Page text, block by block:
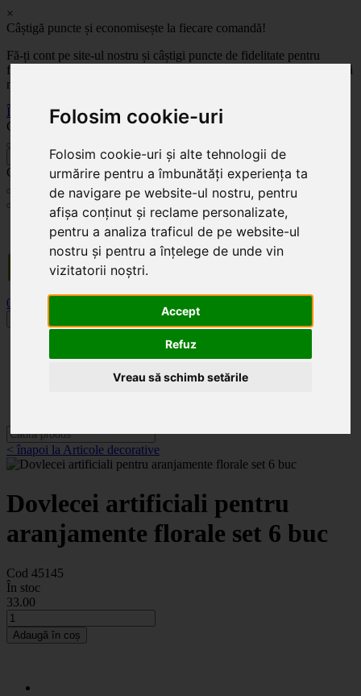
Folosim cookie-uri
Folosim cookie-uri și alte tehnologii de
urmărire pentru a îmbunătăți experiența ta
de navigare pe website-ul nostru, pentru
afișa conținut și reclame personalizate,
pentru a analiza traficul de pe website-ul
nostru și pentru a înțelege de unde vin
vizitatorii noștri.
Accept
Refuz
Vreau să schimb setările
×
Câștigă puncte și economisește la fiecare comandă!
Fă-ți cont pe site-ul nostru și câștigi puncte de fidelitate pentru
fiecare comandă! Cu cât comanzi mai mult, cu atât economisești mai
mult!
Înregistrează-te acum
Celoplast
Celoplast
Transportul este GRATUIT pentru comenzile mai mari de 350 Lei. Comanda minimă în
valoare de 100 Lei. Expediere în 1 - 2 zile lucrătoare.
0
Categorii
< înapoi la Articole decorative
Dovlecei artificiali pentru
aranjamente florale set 6 buc
Cod 45145
În stoc
33.00
Adaugă în coș